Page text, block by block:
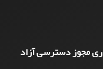
مجوز دسترسی آزاد